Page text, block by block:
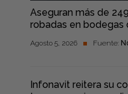
Aseguran más de
robadas en bodegas
Agosto 5, 2026 Fuente:
Infonavit reitera su